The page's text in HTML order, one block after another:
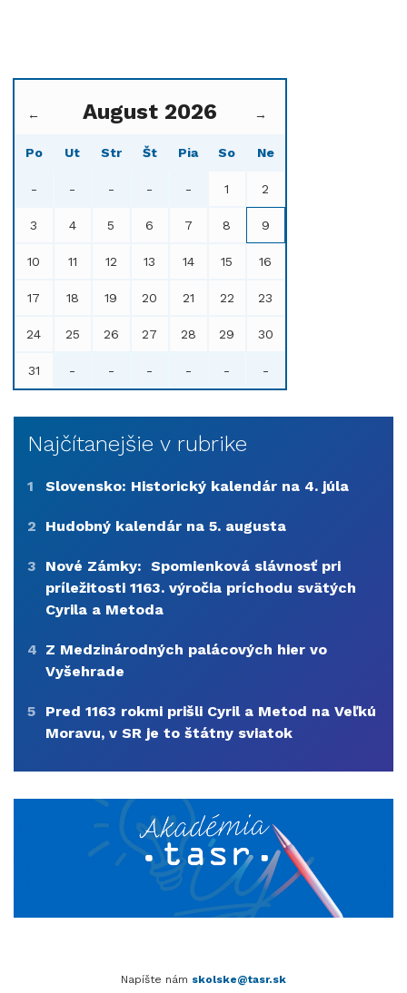
← August 2026 →
Po Ut Str Št Pia So Ne
- - - - - 1 2
3 4 5 6 7 8 9
10 11 12 13 14 15 16
17 18 19 20 21 22 23
24 25 26 27 28 29 30
31 - - - - - -
Najčítanejšie v rubrike
1 Slovensko: Historický kalendár na 4. júla
2 Hudobný kalendár na 5. augusta
3
Nové Zámky: Spomienková slávnosť pri
príležitosti 1163. výročia príchodu svätých
Cyrila a Metoda
4 Z Medzinárodných palácových hier vo
Vyšehrade
5
Pred 1163 rokmi prišli Cyril a Metod na Veľkú
Moravu, v SR je to štátny sviatok
Napíšte nám skolske@tasr.sk